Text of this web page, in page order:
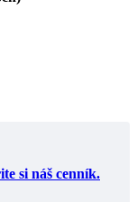
si náš cenník.